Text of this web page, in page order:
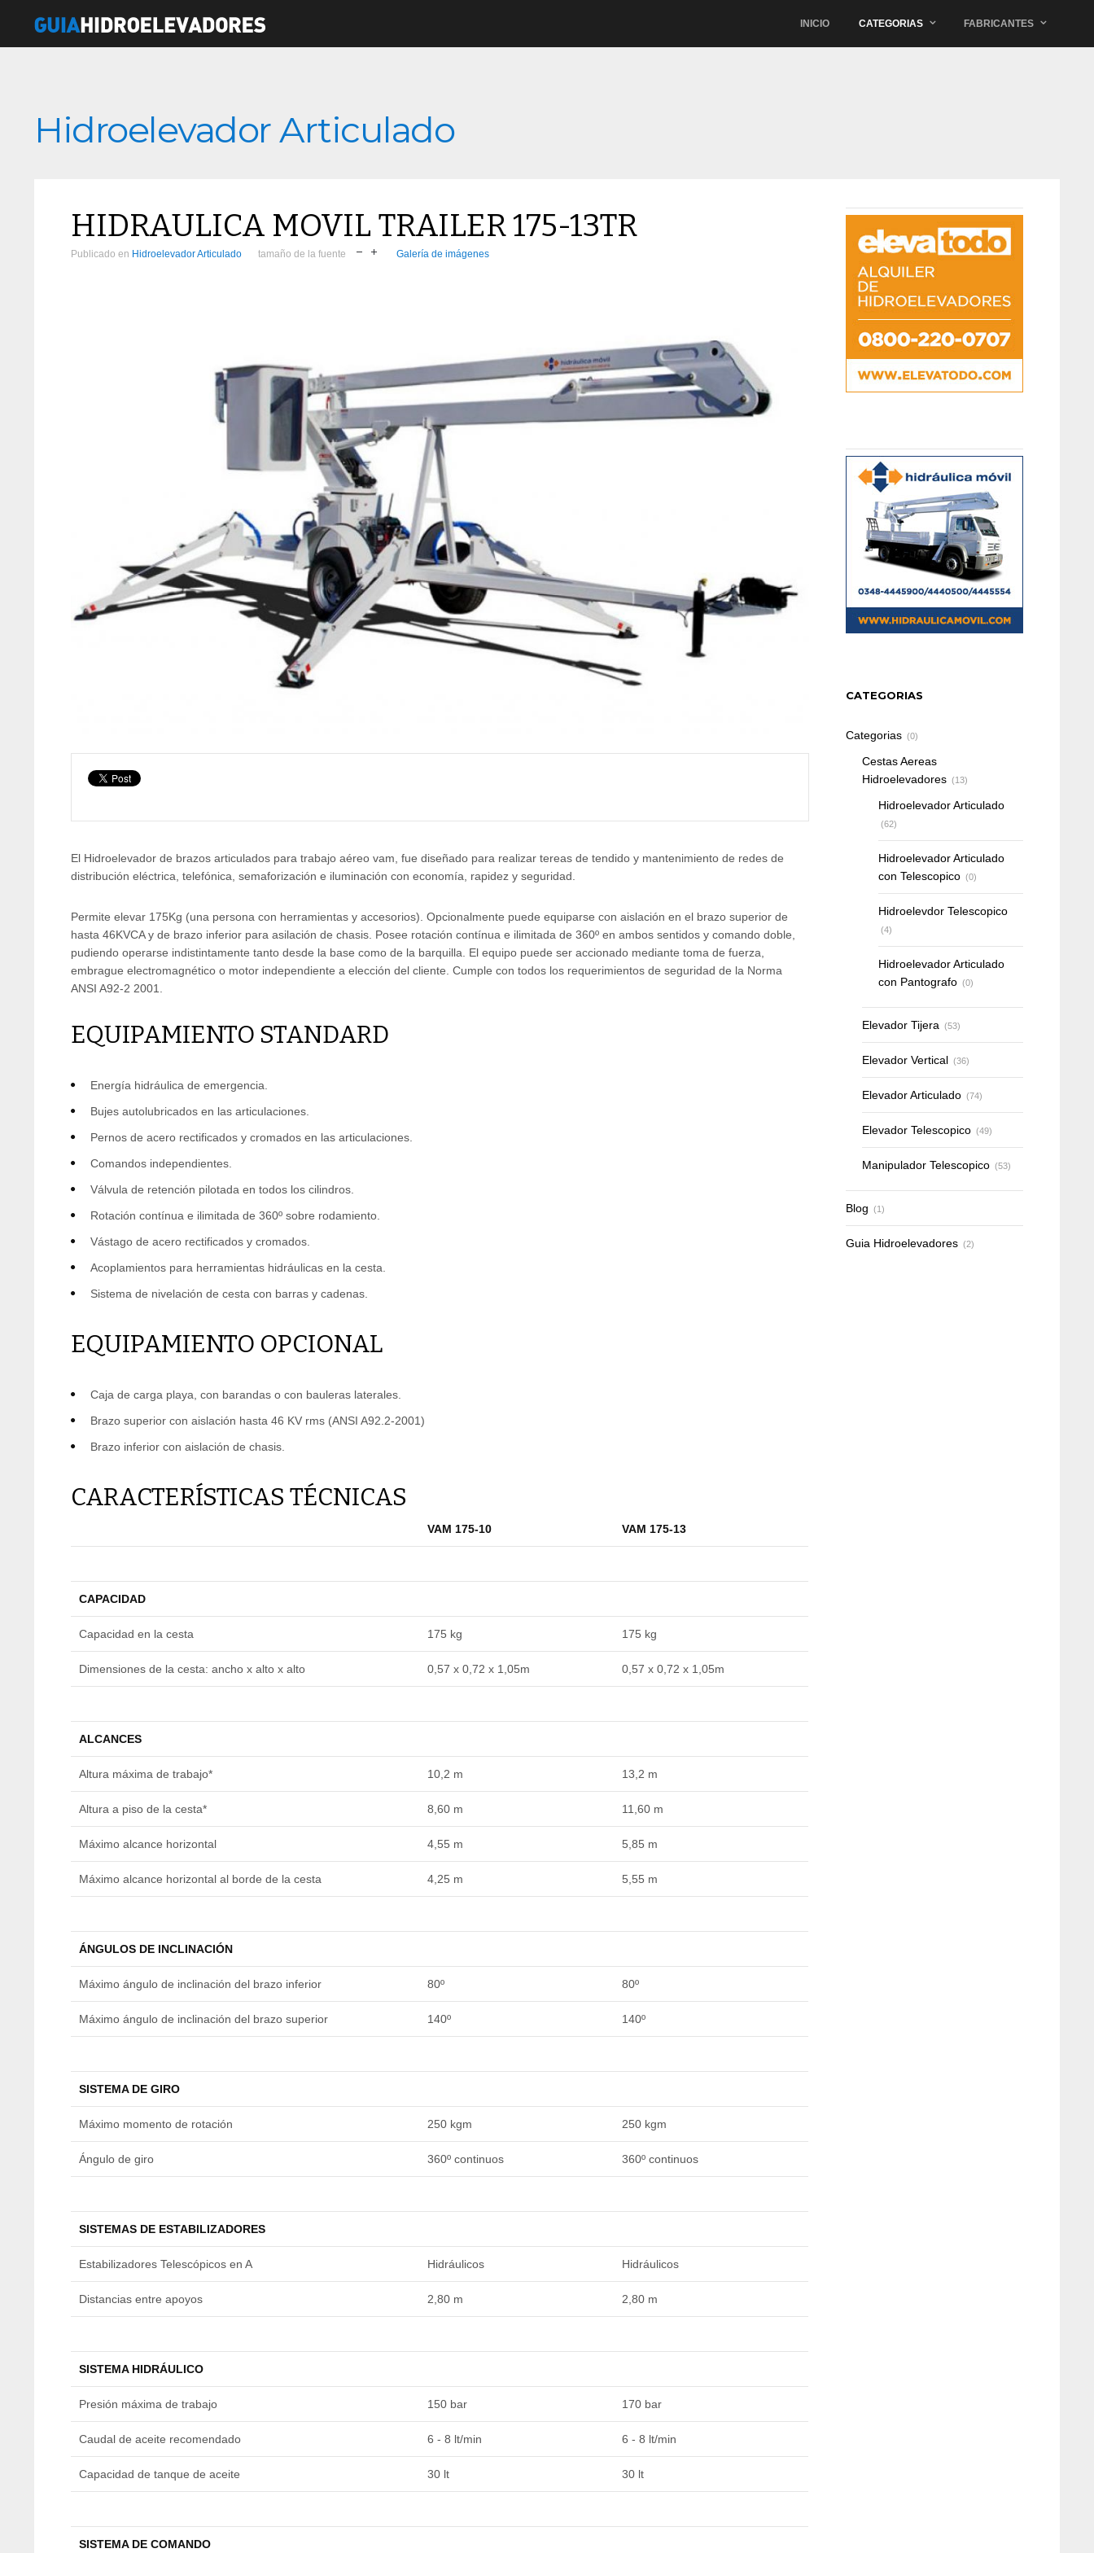
INICIO CATEGORIAS FABRICANTES
Hidroelevador Articulado
HIDRAULICA MOVIL TRAILER 175-13TR
Publicado en Hidroelevador Articulado tamaño de la fuente Galería de imágenes
El Hidroelevador de brazos articulados para trabajo aéreo vam, fue diseñado para realizar tereas de tendido y mantenimiento de redes de
distribución eléctrica, telefónica, semaforización e iluminación con economía, rapidez y seguridad.
Permite elevar 175Kg (una persona con herramientas y accesorios). Opcionalmente puede equiparse con aislación en el brazo superior de
hasta 46KVCA y de brazo inferior para asilación de chasis. Posee rotación contínua e ilimitada de 360º en ambos sentidos y comando doble,
pudiendo operarse indistintamente tanto desde la base como de la barquilla. El equipo puede ser accionado mediante toma de fuerza,
embrague electromagnético o motor independiente a elección del cliente. Cumple con todos los requerimientos de seguridad de la Norma
ANSI A92-2 2001.
EQUIPAMIENTO STANDARD
Energía hidráulica de emergencia.
Bujes autolubricados en las articulaciones.
Pernos de acero rectificados y cromados en las articulaciones.
Comandos independientes.
Válvula de retención pilotada en todos los cilindros.
Rotación contínua e ilimitada de 360º sobre rodamiento.
Vástago de acero rectificados y cromados.
Acoplamientos para herramientas hidráulicas en la cesta.
Sistema de nivelación de cesta con barras y cadenas.
EQUIPAMIENTO OPCIONAL
Caja de carga playa, con barandas o con bauleras laterales.
Brazo superior con aislación hasta 46 KV rms (ANSI A92.2-2001)
Brazo inferior con aislación de chasis.
CARACTERÍSTICAS TÉCNICAS
VAM 175-10 VAM 175-13
CAPACIDAD
Capacidad en la cesta 175 kg 175 kg
Dimensiones de la cesta: ancho x alto x alto 0,57 x 0,72 x 1,05m 0,57 x 0,72 x 1,05m
ALCANCES
Altura máxima de trabajo* 10,2 m 13,2 m
Altura a piso de la cesta* 8,60 m 11,60 m
Máximo alcance horizontal 4,55 m 5,85 m
Máximo alcance horizontal al borde de la cesta 4,25 m 5,55 m
ÁNGULOS DE INCLINACIÓN
Máximo ángulo de inclinación del brazo inferior 80º 80º
Máximo ángulo de inclinación del brazo superior 140º 140º
SISTEMA DE GIRO
Máximo momento de rotación 250 kgm 250 kgm
Ángulo de giro 360º continuos 360º continuos
SISTEMAS DE ESTABILIZADORES
Estabilizadores Telescópicos en A Hidráulicos Hidráulicos
Distancias entre apoyos 2,80 m 2,80 m
SISTEMA HIDRÁULICO
Presión máxima de trabajo 150 bar 170 bar
Caudal de aceite recomendado 6 - 8 lt/min 6 - 8 lt/min
Capacidad de tanque de aceite 30 lt 30 lt
SISTEMA DE COMANDO
CATEGORIAS
Categorias (0)
Cestas Aereas
Hidroelevadores (13)
Hidroelevador Articulado
(62)
Hidroelevador Articulado
con Telescopico (0)
Hidroelevdor Telescopico
(4)
Hidroelevador Articulado
con Pantografo (0)
Elevador Tijera (53)
Elevador Vertical (36)
Elevador Articulado (74)
Elevador Telescopico (49)
Manipulador Telescopico (53)
Blog (1)
Guia Hidroelevadores (2)